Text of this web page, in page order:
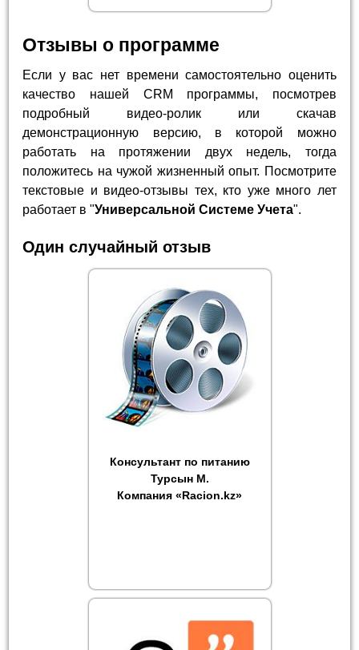
Отзывы о программе
Если у вас нет времени самостоятельно оценить
качество нашей CRM программы, посмотрев
подробный видео-ролик или скачав
демонстрационную версию, в которой можно
работать на протяжении двух недель, тогда
положитесь на чужой жизненный опыт. Посмотрите
текстовые и видео-отзывы тех, кто уже много лет
работает в "Универсальной Системе Учета".
Один случайный отзыв
Консультант по питанию
Турсын М.
Компания «Racion.kz»